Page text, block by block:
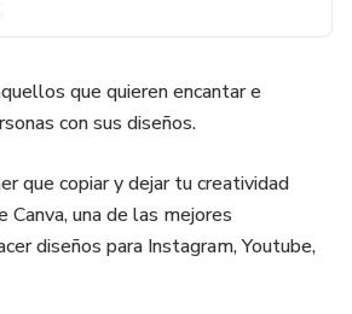
que quieren encantar e
con sus diseños.
que copiar y dejar tu creatividad
Canva, una de las mejores
diseños para Instagram, Youtube,